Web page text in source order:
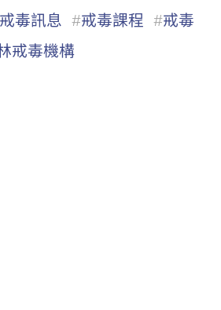
毒訊息 #戒毒課程 #戒毒
戒毒機構